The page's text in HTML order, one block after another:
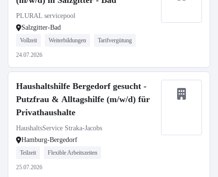
PLURAL servicepool
Salzgitter-Bad
Vollzeit Weiterbildungen Tarifvergütung
24.07.2026
Haushaltshilfe Bergedorf gesucht -
Putzfrau & Alltagshilfe (m/w/d) für
Privathaushalte
HaushaltsService Straka-Jacobs
Hamburg-Bergedorf
Teilzeit Flexible Arbeitszeiten
25.07.2026